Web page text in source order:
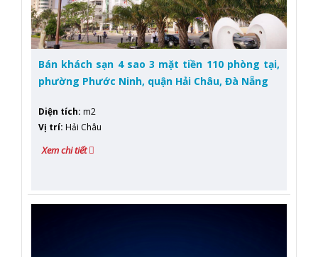
Bán khách sạn 4 sao 3 mặt tiền 110 phòng tại,
phường Phước Ninh, quận Hải Châu, Đà Nẵng
Diện tích: m2
Vị trí: Hải Châu
Xem chi tiết